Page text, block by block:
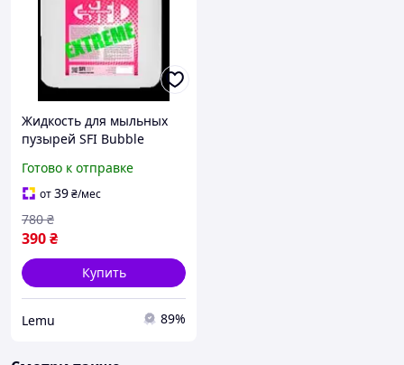
Жидкость для мыльных
пузырей SFI Bubble
легкие пузыри для
веселых мероприятий и
танцеваль
Готово к отправке
от39₴/мес
390₴
780 ₴
Купить
Lemu 89%